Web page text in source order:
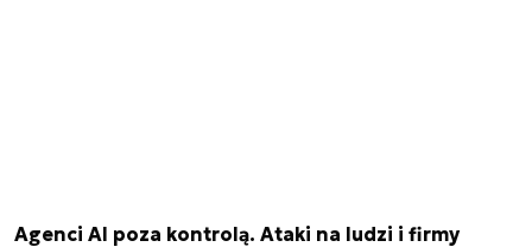
Agenci AI poza kontrolą. Ataki na ludzi i firmy